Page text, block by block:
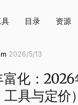
目录 资源
2026/5/13
化：
具与定价）